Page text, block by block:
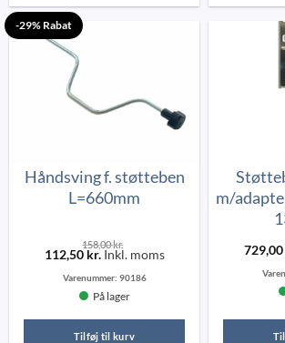
-29% Rabat
Håndsving f. støtteben
L=660mm
158,00kr.
112,50 kr.Inkl. moms
Varenummer: 90186
På lager
Tilføj til kurv
m/
729,00